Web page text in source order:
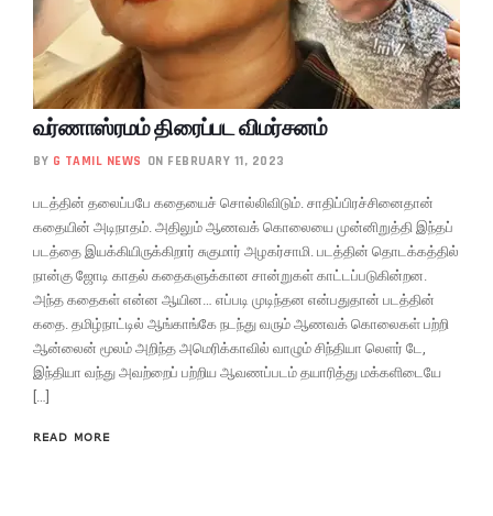
வர்ணாஸ்ரமம் திரைப்பட விமர்சனம்
BY G TAMIL NEWS ON FEBRUARY 11, 2023
படத்தின் தலைப்பபே கதையைச் சொல்லிவிடும். சாதிப்பிரச்சினைதான்
கதையின் அடிநாதம். அதிலும் ஆணவக் கொலையை முன்னிறுத்தி இந்தப்
படத்தை இயக்கியிருக்கிறார் சுகுமார் அழகர்சாமி. படத்தின் தொடக்கத்தில்
நான்கு ஜோடி காதல் கதைகளுக்கான சான்றுகள் காட்டப்படுகின்றன.
அந்த கதைகள் என்ன ஆயின… எப்படி முடிந்தன என்பதுதான் படத்தின்
கதை. தமிழ்நாட்டில் ஆங்காங்கே நடந்து வரும் ஆணவக் கொலைகள் பற்றி
ஆன்லைன் மூலம் அறிந்த அமெரிக்காவில் வாழும் சிந்தியா லெளர் டே,
இந்தியா வந்து அவற்றைப் பற்றிய ஆவணப்படம் தயாரித்து மக்களிடையே
[…]
READ MORE